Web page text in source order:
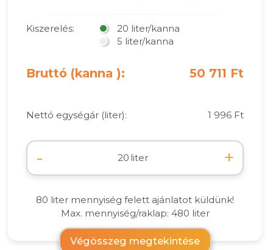
Kiszerelés:
20 liter/kanna
5 liter/kanna
Bruttó (kanna ): 50 711 Ft
Nettó egységár (liter): 1 996 Ft
- liter +
80 liter mennyiség felett ajánlatot küldünk!
Max. mennyiség/raklap: 480 liter
Végösszeg megtekintése